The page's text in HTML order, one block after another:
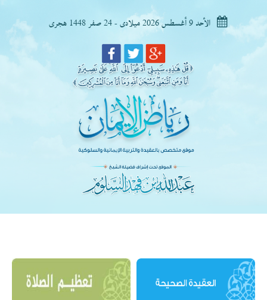
الأحد 9 أغسطس 2026 ميلادى - 24 صفر 1448 هجرى